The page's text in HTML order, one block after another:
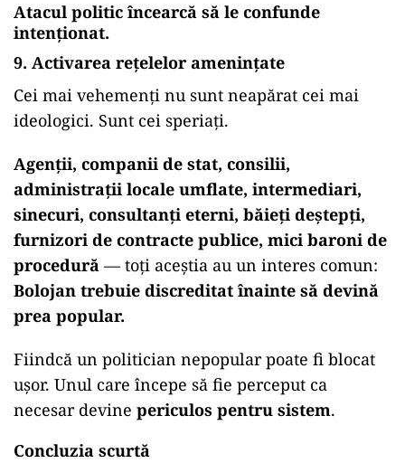
Atacul politic încearcă să le confunde
intenționat.
9. Activarea rețelelor amenințate
Cei mai vehemenți nu sunt neapărat cei mai
ideologici. Sunt cei speriați.
Agenții, companii de stat, consilii,
administrații locale umflate, intermediari,
sinecuri, consultanți eterni, băieți deștepți,
furnizori de contracte publice, mici baroni de
procedură — toți aceștia au un interes comun:
Bolojan trebuie discreditat înainte să devină
prea popular.
Fiindcă un politician nepopular poate fi blocat
ușor. Unul care începe să fie perceput ca
necesar devine periculos pentru sistem.
Concluzia scurtă